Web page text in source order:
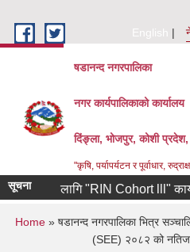
English
षडानन्द नगरपालिका
नगर कार्यपालिकाको कार्यालय
दिंङ्ला, भोजपुर, कोशी
"कृषि, पर्यापर्यटन र पूर्वाधार,
सूचना लागि "RIN Cohort lll"
You are here
Home» षडानन्द नगरपालिका भित्र
(SEE) २०८२ को